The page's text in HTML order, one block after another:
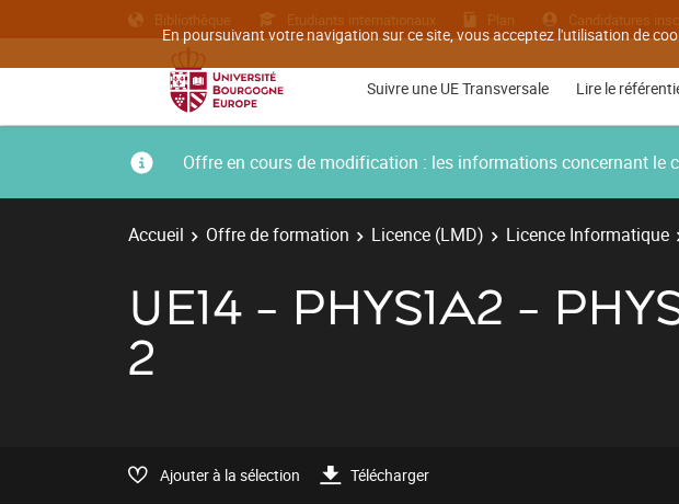
En poursuivant votre navigation sur ce site, vous acceptez l'utilisation de
Bibliothèque Etudiants internationaux Plan Candidatures
Suivre une UE Transversale Lire le
Offre en cours de modification : les informations concernant le
Accueil Offre de formation Licence (LMD) Licence Informatique
UE14 - PHYS1A2 -
2
Ajouter à la sélection Télécharger